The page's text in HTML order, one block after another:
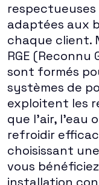
adaptées aux
chaque client.
RGE
sont formés
systèmes de
exploitent les
que l'air, l'eau
refroidir
choisissant
vous